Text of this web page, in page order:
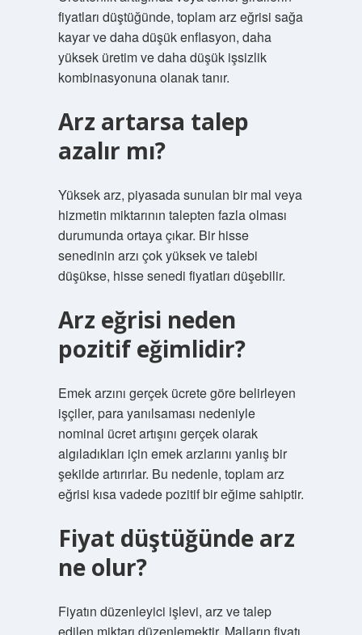
fiyatları düştüğünde, toplam arz eğrisi sağa
kayar ve daha düşük enflasyon, daha
yüksek üretim ve daha düşük işsizlik
kombinasyonuna olanak tanır.
Arz artarsa talep
azalır mı?
Yüksek arz, piyasada sunulan bir mal veya
hizmetin miktarının talepten fazla olması
durumunda ortaya çıkar. Bir hisse
senedinin arzı çok yüksek ve talebi
düşükse, hisse senedi fiyatları düşebilir.
Arz eğrisi neden
pozitif eğimlidir?
Emek arzını gerçek ücrete göre belirleyen
işçiler, para yanılsaması nedeniyle
nominal ücret artışını gerçek olarak
algıladıkları için emek arzlarını yanlış bir
şekilde artırırlar. Bu nedenle, toplam arz
eğrisi kısa vadede pozitif bir eğime sahiptir.
Fiyat düştüğünde arz
ne olur?
Fiyatın düzenleyici işlevi, arz ve talep